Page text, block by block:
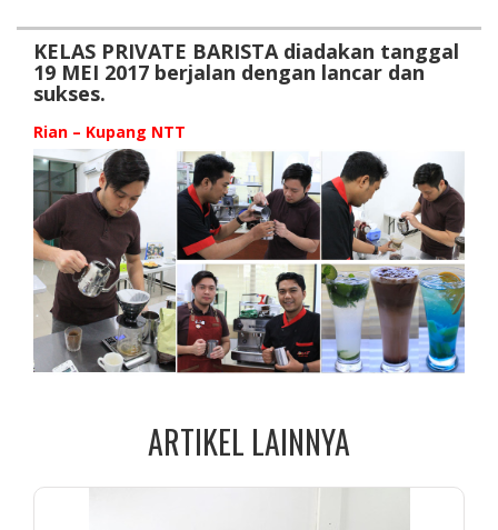
KELAS PRIVATE BARISTA diadakan tanggal
19 MEI 2017 berjalan dengan lancar dan
sukses.
Rian – Kupang NTT
ARTIKEL LAINNYA